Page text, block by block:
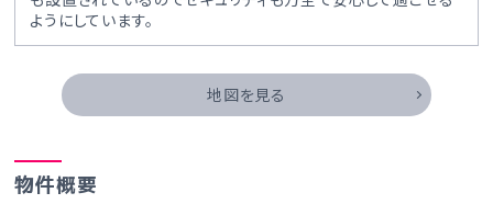
ようにしています。
地図を見る
物件概要